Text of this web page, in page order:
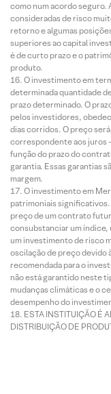
como num acordo seguro.
consideradas de risco
retorno e algumas
superiores ao capital
é de curto prazo e o
produto.
O investimento em
determinada quantidade
prazo determinado. O
pelos investidores,
dias corridos. O preço
correspondente aos juros
função do prazo do
garantia. Essas garantias
margem.
O investimento em
patrimoniais
preço de um contrato
consubstanciar um índice,
um investimento de risco
oscilação de preço devido
recomendada para o
não está garantido neste
mudanças climáticas e o
desempenho do
ESTA INSTITUIÇÃO É
DISTRIBUIÇÃO DE